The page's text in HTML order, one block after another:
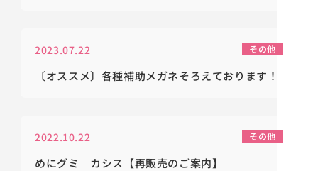
2023.07.22 その他
〔オススメ〕各種補助メガネそろえております！
2022.10.22 その他
めにグミ カシス【再販売のご案内】